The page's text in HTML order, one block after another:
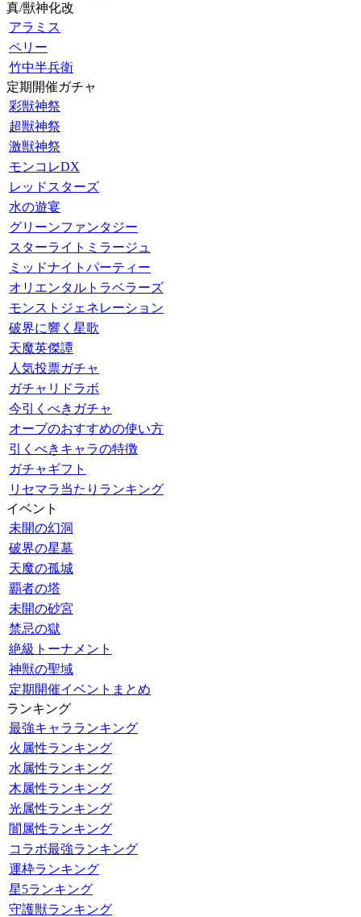
真/獣神化改
アラミス
ペリー
竹中半兵衛
定期開催ガチャ
彩獣神祭
超獣神祭
激獣神祭
モンコレDX
レッドスターズ
水の遊宴
グリーンファンタジー
スターライトミラージュ
ミッドナイトパーティー
オリエンタルトラベラーズ
モンストジェネレーション
破界に響く星歌
天魔英傑譚
人気投票ガチャ
ガチャリドラボ
今引くべきガチャ
オーブのおすすめの使い方
引くべきキャラの特徴
ガチャギフト
リセマラ当たりランキング
イベント
未開の幻洞
破界の星墓
天魔の孤城
覇者の塔
未開の砂宮
禁忌の獄
絶級トーナメント
神獣の聖域
定期開催イベントまとめ
ランキング
最強キャラランキング
火属性ランキング
水属性ランキング
木属性ランキング
光属性ランキング
闇属性ランキング
コラボ最強ランキング
運枠ランキング
星5ランキング
守護獣ランキング